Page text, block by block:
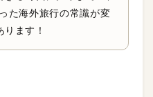
た海外旅行の常識が変
ります！